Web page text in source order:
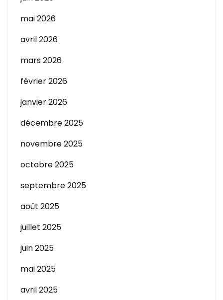
mai 2026
avril 2026
mars 2026
février 2026
janvier 2026
décembre 2025
novembre 2025
octobre 2025
septembre 2025
août 2025
juillet 2025
juin 2025
mai 2025
avril 2025